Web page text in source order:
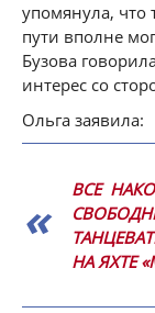
упомянула, что
пути вполне
Бузова
интерес со
Ольга заявила:
ВСЕ
НА ЯХТЕ